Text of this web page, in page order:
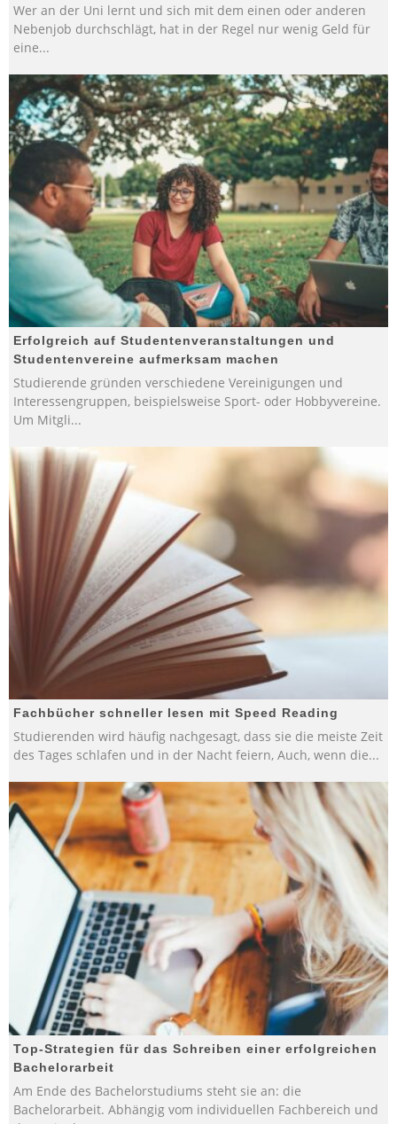
Wer an der Uni lernt und sich mit dem einen oder anderen
Nebenjob durchschlägt, hat in der Regel nur wenig Geld für
eine...
Erfolgreich auf Studentenveranstaltungen und
Studentenvereine aufmerksam machen
Studierende gründen verschiedene Vereinigungen und
Interessengruppen, beispielsweise Sport- oder Hobbyvereine.
Um Mitgli...
Fachbücher schneller lesen mit Speed Reading
Studierenden wird häufig nachgesagt, dass sie die meiste Zeit
des Tages schlafen und in der Nacht feiern, Auch, wenn die...
Top-Strategien für das Schreiben einer erfolgreichen
Bachelorarbeit
Am Ende des Bachelorstudiums steht sie an: die
Bachelorarbeit. Abhängig vom individuellen Fachbereich und